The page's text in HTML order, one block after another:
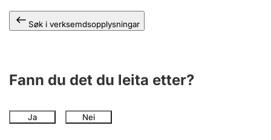
Søk i verksemdsopplysningar
Fann du det du leita etter?
Ja Nei